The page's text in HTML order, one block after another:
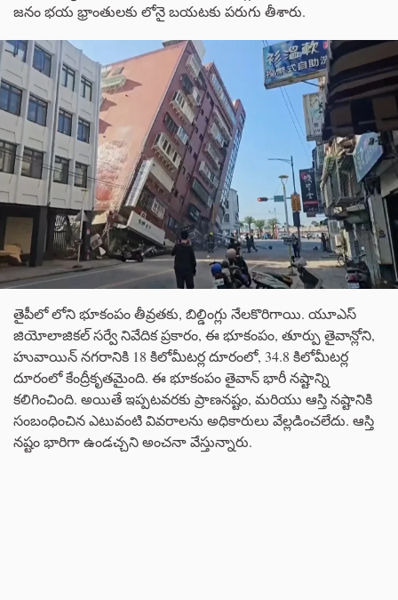
జనం భయ భ్రాంతులకు లోనై బయటకు పరుగు తీశారు.
తైపీలో లోని భూకంపం తీవ్రతకు, బిల్డింగ్లు నేలకొరిగాయి. యూఎస్
జియోలాజికల్ సర్వే నివేదిక ప్రకారం, ఈ భూకంపం, తూర్పు తైవాన్లోని,
హువాయిన్ నగరానికి 18 కిలోమీటర్ల దూరంలో, 34.8 కిలోమీటర్ల
దూరంలో కేంద్రీకృతమైంది. ఈ భూకంపం తైవాన్ భారీ నష్టాన్ని
కలిగించింది. అయితే ఇప్పటవరకు ప్రాణనష్టం, మరియు ఆస్తి నష్టానికి
సంబంధించిన ఎటువంటి వివరాలను అధికారులు వేల్లడించలేదు. ఆస్తి
నష్టం భారిగా ఉండచ్చని అంచనా వేస్తున్నారు.